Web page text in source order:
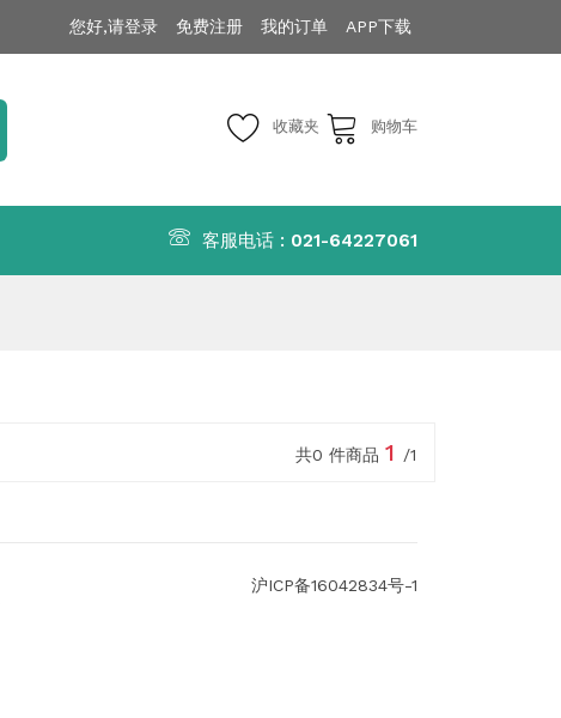
您好,请登录 免费注册 我的订单 APP下载
收藏夹 购物车
客服电话 : 021-64227061
共0 件商品 1 /1
沪ICP备16042834号-1